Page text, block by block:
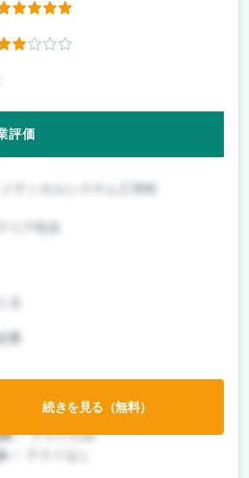
評価
要
：
テストのみ
：テストのみ
：
続きを見る（無料）